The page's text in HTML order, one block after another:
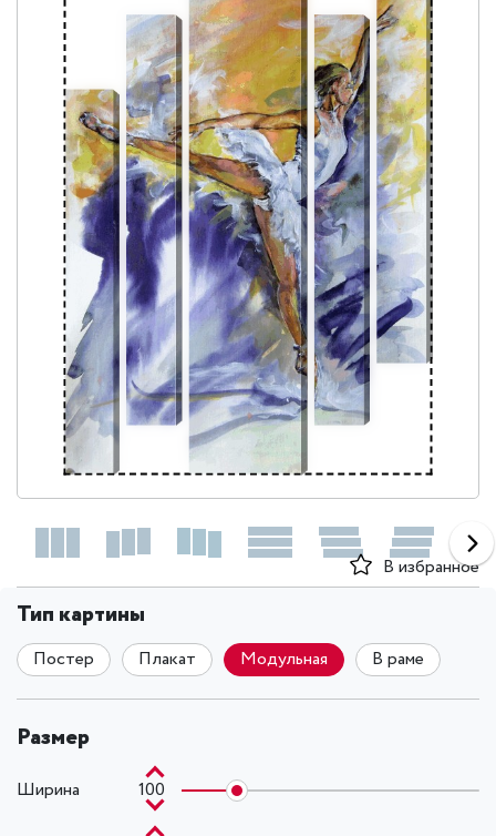
В избранное
Тип картины
Постер Плакат Модульная В раме
Размер
Ширина 100